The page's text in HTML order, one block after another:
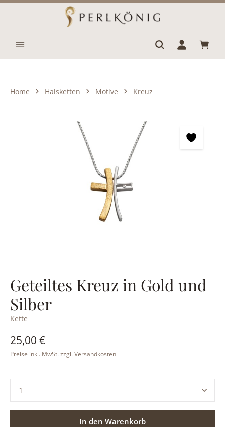
Zum Hauptinhalt springen
Home Halsketten Motive Kreuz
Bildergalerie überspringen
Geteiltes Kreuz in Gold und
Silber
Kette
Regulärer Preis:
25,00 €
Preise inkl. MwSt. zzgl. Versandkosten
Produkt Anzahl: Gib den gewünschten Wert ein
In den Warenkorb